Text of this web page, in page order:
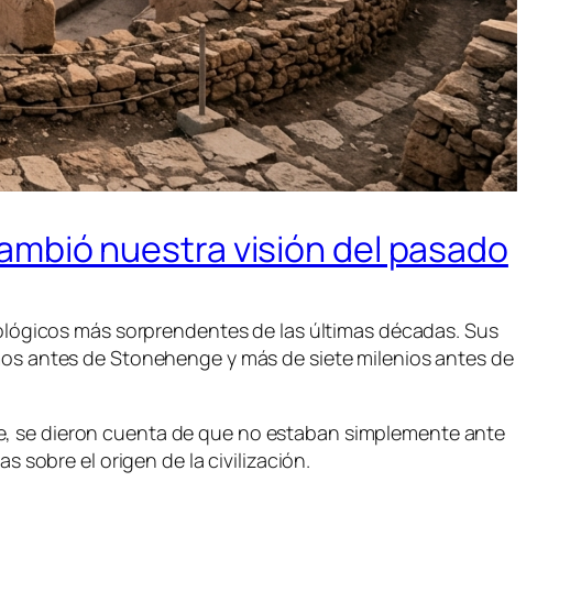
nuestra visión del pasado
más sorprendentes de las últimas décadas. Sus
antes de Stonehenge y más de siete milenios antes de
se dieron cuenta de que no estaban simplemente ante
sobre el origen de la civilización.